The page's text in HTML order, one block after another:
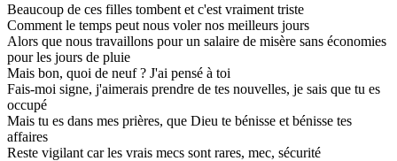
Beaucoup de ces filles tombent et c'est vraiment triste
Comment le temps peut nous voler nos meilleurs jours
Alors que nous travaillons pour un salaire de misère sans économies
pour les jours de pluie
Mais bon, quoi de neuf ? J'ai pensé à toi
Fais-moi signe, j'aimerais prendre de tes nouvelles, je sais que tu es
occupé
Mais tu es dans mes prières, que Dieu te bénisse et bénisse tes
affaires
Reste vigilant car les vrais mecs sont rares, mec, sécurité